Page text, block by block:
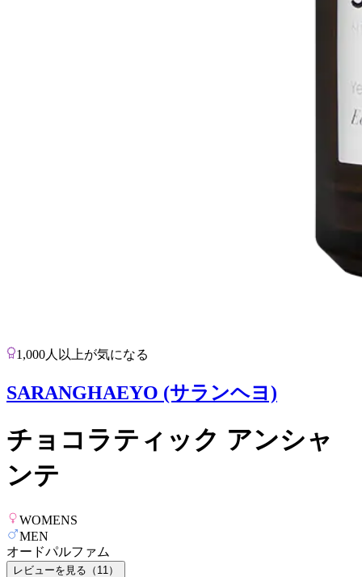
1,000人以上が気になる
SARANGHAEYO (サランヘヨ)
チョコラティック アンシャ
ンテ
WOMENS
MEN
オードパルファム
レビューを見る（ 11 ）